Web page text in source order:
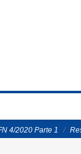
4/2020 Parte 1